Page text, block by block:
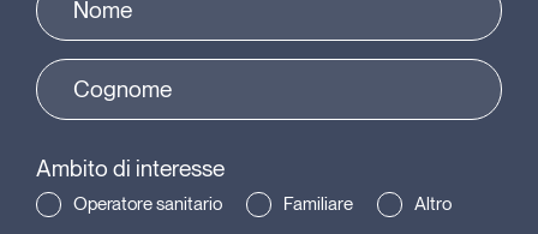
Ambito di interesse
Operatore sanitario Familiare Altro